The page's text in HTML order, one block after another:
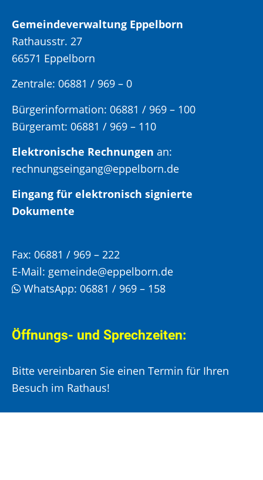
Gemeindeverwaltung Eppelborn
Rathausstr. 27
66571 Eppelborn
Zentrale: 06881 / 969 – 0
Bürgerinformation: 06881 / 969 – 100
Bürgeramt: 06881 / 969 – 110
Elektronische Rechnungen an:
rechnungseingang@eppelborn.de
Eingang für elektronisch signierte
Dokumente
Fax: 06881 / 969 – 222
E-Mail: gemeinde@eppelborn.de
WhatsApp: 06881 / 969 – 158
Öffnungs- und Sprechzeiten:
Bitte vereinbaren Sie einen Termin für Ihren
Besuch im Rathaus!